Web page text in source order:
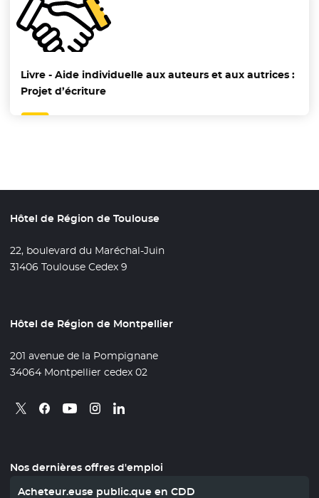
Livre - Aide individuelle aux auteurs et aux autrices :
Projet d’écriture
Hôtel de Région de Toulouse
22, boulevard du Maréchal-Juin
31406 Toulouse Cedex 9
Hôtel de Région de Montpellier
201 avenue de la Pompignane
34064 Montpellier cedex 02
Retrouvez nous sur X
- Nouvelle fenêtre
Retrouvez nous sur Facebook
- Nouvelle fenêtre
Retrouvez nous sur Youtube
- Nouvelle fenêtre
Retrouvez nous sur Instagram
- Nouvelle fenêtre
Retrouvez nous sur Linkedin
- Nouvelle fenêtre
Nos dernières offres d'emploi
Acheteur.euse public.que en CDD